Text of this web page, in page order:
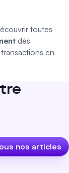
toutes
dès
en
nos articles